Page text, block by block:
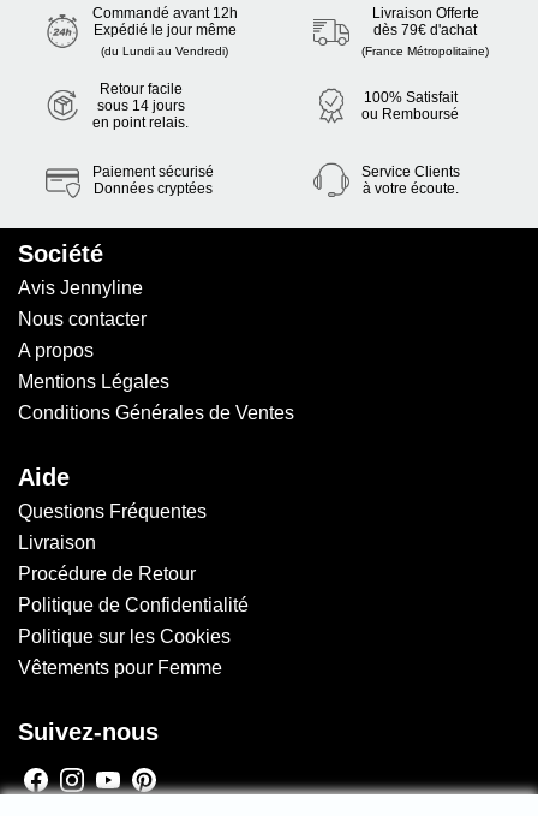
(du Lundi au Vendredi) (France Métropolitaine)
Retour facile
sous 14 jours
en point relais.
100% Satisfait
Paiement sécurisé
Avis Jennyline
Nous contacter
A propos
Mentions Légales
Conditions Générales de Ventes
Questions Fréquentes
Livraison
Procédure de Retour
Politique de Confidentialité
Politique sur les Cookies
Vêtements pour Femme
Newsletter